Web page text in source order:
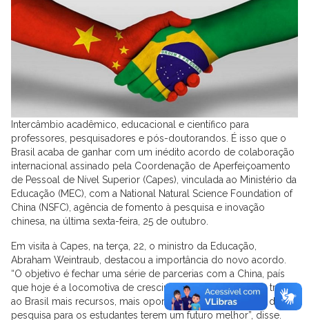
Intercâmbio acadêmico, educacional e científico para
professores, pesquisadores e pós-doutorandos. É isso que o
Brasil acaba de ganhar com um inédito acordo de colaboração
internacional assinado pela Coordenação de Aperfeiçoamento
de Pessoal de Nível Superior (Capes), vinculada ao Ministério da
Educação (MEC), com a National Natural Science Foundation of
China (NSFC), agência de fomento à pesquisa e inovação
chinesa, na última sexta-feira, 25 de outubro.
Em visita à Capes, na terça, 22, o ministro da Educação,
Abraham Weintraub, destacou a importância do novo acordo.
“O objetivo é fechar uma série de parcerias com a China, país
que hoje é a locomotiva de crescimento do mundo, para trazer
ao Brasil mais recursos, mais oportunidades e mais áreas de
pesquisa para os estudantes terem um futuro melhor”, disse.